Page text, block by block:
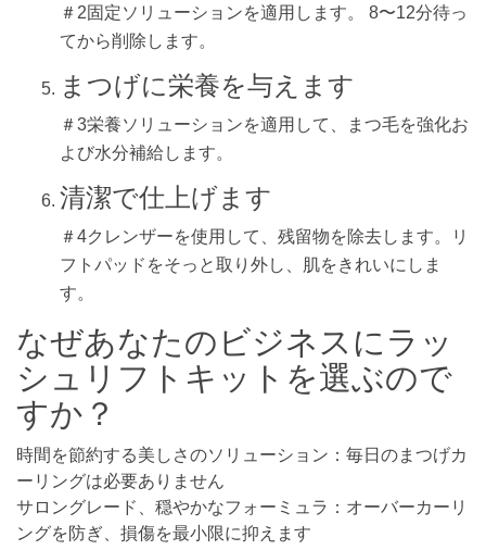
＃2固定ソリューションを適用します。 8〜12分待っ
てから削除します。
まつげに栄養を与えます
＃3栄養ソリューションを適用して、まつ毛を強化お
よび水分補給します。
清潔で仕上げます
＃4クレンザーを使用して、残留物を除去します。リ
フトパッドをそっと取り外し、肌をきれいにしま
す。
なぜあなたのビジネスにラッ
シュリフトキットを選ぶので
すか？
時間を節約する美しさのソリューション：毎日のまつげカ
ーリングは必要ありません
サロングレード、穏やかなフォーミュラ：オーバーカーリ
ングを防ぎ、損傷を最小限に抑えます